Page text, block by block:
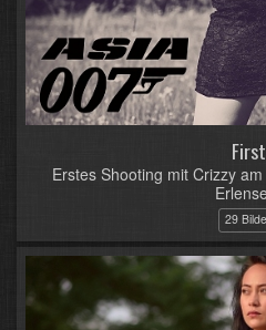
First
Erstes Shooting mit Crizzy
29